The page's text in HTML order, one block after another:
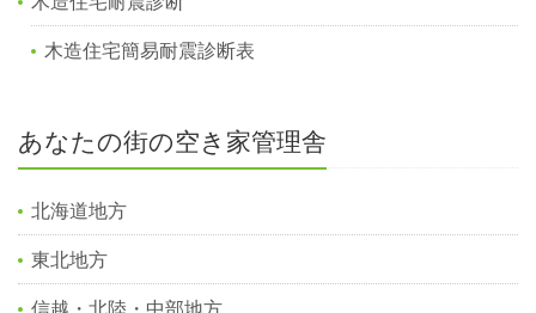
木造住宅簡易耐震診断表
あなたの街の空き家管理舎
北海道地方
東北地方
信越・北陸・中部地方